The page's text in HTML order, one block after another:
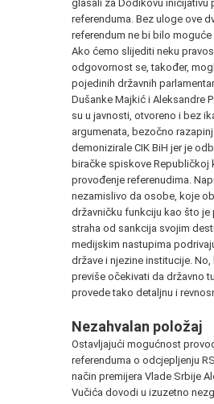
glasali za Dodikovu inicijativu
referenduma. Bez uloge ove
referendum ne bi bilo moguće
Ako ćemo slijediti neku
odgovornost se, također,
pojedinih državnih
Dušanke Majkić i Aleksandre
su u javnosti, otvoreno i bez
argumenata, bezočno
demonizirale CIK BiH jer je
biračke spiskove Republičkoj
provođenje referenudima.
nezamislivo da osobe, koje
državničku funkciju kao što je
straha od sankcija svojim
medijskim nastupima
države i njezine institucije.
previše očekivati da državno
provede tako detaljnu i
Nezahvalan položaj
Ostavljajući mogućnost
referenduma o odcjepljenju
način premijera Vlade Srbije
Vučića dovodi u izuzetno